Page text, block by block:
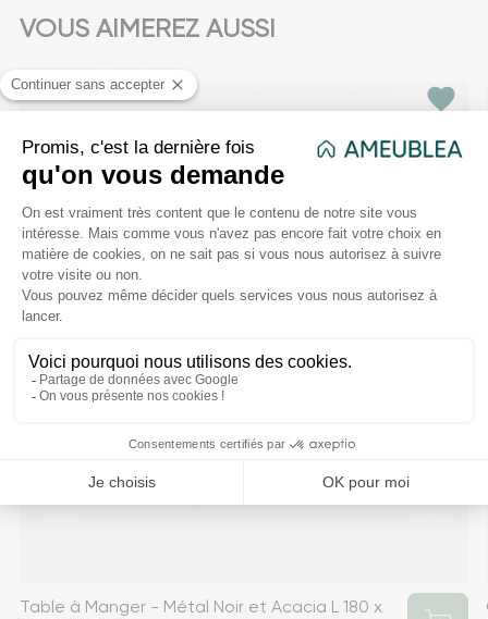
VOUS AIMEREZ AUSSI
favorite
Table à Manger - Métal Noir et Acacia L 180 x